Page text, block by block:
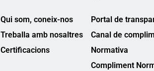
Qui som, coneix-nos
Treballa amb nosaltres
Certificacions
Portal de
Canal de
Normativa
Compliment